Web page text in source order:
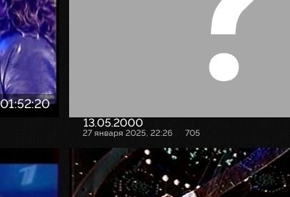
01:52:20
13.05.2000
27 января 2025, 22:26 705